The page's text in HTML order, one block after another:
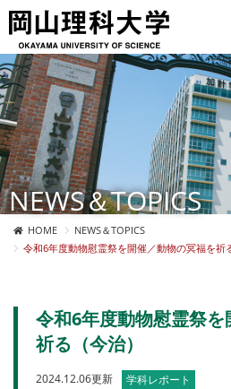
NEWS＆TOPICS
HOME
NEWS＆TOPICS
令和6年度動物慰霊祭を開催／動物の冥福を祈
令和6年度動物慰霊祭
祈る（今治）
2024.12.06更新
学科レポート